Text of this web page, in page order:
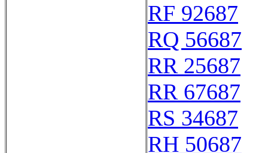
RF 92687
RQ 56687
RR 25687
RR 67687
RS 34687
RH 50687